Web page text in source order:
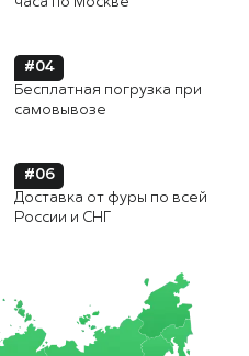
часа по Москве
#04
Бесплатная погрузка при
самовывозе
#06
Доставка от фуры по всей
России и СНГ